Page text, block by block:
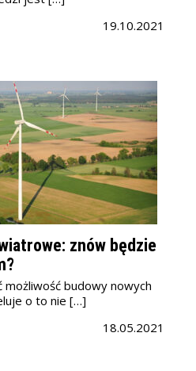
19.10.2021
znów będzie
budowy nowych
o to nie […]
18.05.2021